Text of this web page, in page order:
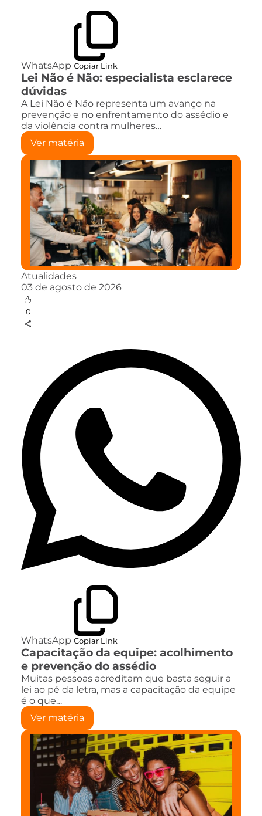
WhatsApp Copiar Link
Lei Não é Não: especialista esclarece
dúvidas
A Lei Não é Não representa um avanço na
prevenção e no enfrentamento do assédio e
da violência contra mulheres…
Ver matéria
Atualidades
03 de agosto de 2026
0
WhatsApp Copiar Link
Capacitação da equipe: acolhimento
e prevenção do assédio
Muitas pessoas acreditam que basta seguir a
lei ao pé da letra, mas a capacitação da equipe
é o que…
Ver matéria